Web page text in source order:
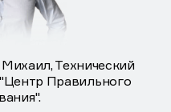
Технический
Правильного